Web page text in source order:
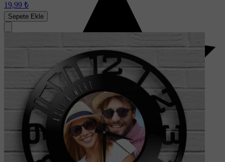
19,99 ₺
Sepete Ekle